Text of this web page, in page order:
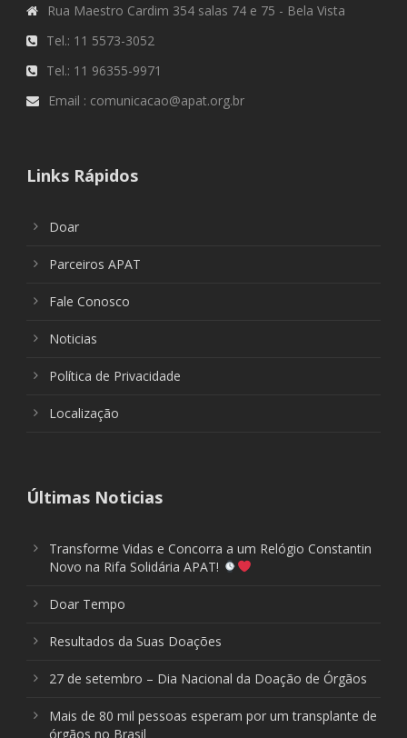
Rua Maestro Cardim 354 salas 74 e 75 - Bela Vista
Tel.: 11 5573-3052
Tel.: 11 96355-9971
Email : comunicacao@apat.org.br
Links Rápidos
Doar
Parceiros APAT
Fale Conosco
Noticias
Política de Privacidade
Localização
Últimas Noticias
Transforme Vidas e Concorra a um Relógio Constantin
Novo na Rifa Solidária APAT!
Doar Tempo
Resultados da Suas Doações
27 de setembro – Dia Nacional da Doação de Órgãos
Mais de 80 mil pessoas esperam por um transplante de
órgãos no Brasil